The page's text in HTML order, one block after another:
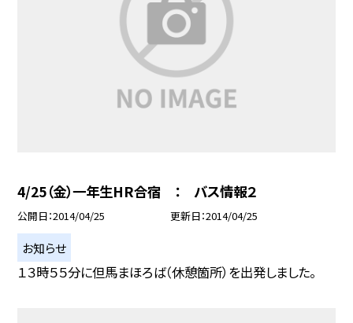
4/25（金）一年生HR合宿 ： バス情報２
公開日 2014/04/25 更新日 2014/04/25
お知らせ
１３時５５分に但馬まほろば（休憩箇所）を出発しました。